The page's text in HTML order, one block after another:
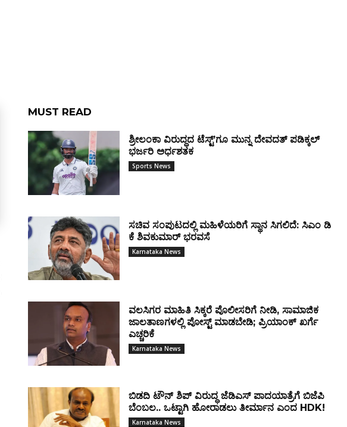
MUST READ
ಶ್ರೀಲಂಕಾ ವಿರುದ್ಧದ ಟೆಸ್ಟ್ʼಗೂ ಮುನ್ನ ದೇವದತ್ ಪಡಿಕ್ಕಲ್
ಭರ್ಜರಿ ಅರ್ಧಶತಕ
Sports News
ಸಚಿವ ಸಂಪುಟದಲ್ಲಿ ಮಹಿಳೆಯರಿಗೆ ಸ್ಥಾನ ಸಿಗಲಿದೆ: ಸಿಎಂ ಡಿ
ಕೆ ಶಿವಕುಮಾರ್ ಭರವಸೆ
Karnataka News
ವಲಸಿಗರ ಮಾಹಿತಿ ಸಿಕ್ಕರೆ ಪೊಲೀಸರಿಗೆ ನೀಡಿ, ಸಾಮಾಜಿಕ
ಜಾಲತಾಣಗಳಲ್ಲಿ ಪೋಸ್ಟ್ ಮಾಡಬೇಡಿ; ಪ್ರಿಯಾಂಕ್ ಖರ್ಗೆ
ಎಚ್ಚರಿಕೆ
Karnataka News
ಬಿಡದಿ ಟೌನ್ ಶಿಪ್ ವಿರುದ್ಧ ಜೆಡಿಎಸ್ ಪಾದಯಾತ್ರೆಗೆ ಬಿಜೆಪಿ
ಬೆಂಬಲ.. ಒಟ್ಟಾಗಿ ಹೋರಾಡಲು ತೀರ್ಮಾನ ಎಂದ HDK!
Karnataka News